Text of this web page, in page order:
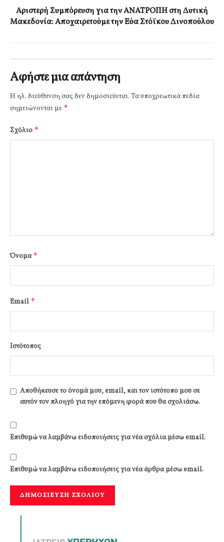
Αριστερή Συμπόρευση για την ΑΝΑΤΡΟΠΗ στη Δυτική
Μακεδονία: Αποχαιρετούμε την Εύα Στόϊκου Δινοπούλου
Αφήστε μια απάντηση
Η ηλ. διεύθυνση σας δεν δημοσιεύεται. Τα υποχρεωτικά πεδία
σημειώνονται με *
Σχόλιο *
Όνομα*
Email *
Ιστότοπος
Αποθήκευσε το όνομά μου, email, και τον ιστότοπο μου σε
αυτόν τον πλοηγό για την επόμενη φορά που θα σχολιάσω.
Επιθυμώ να λαμβάνω ειδοποιήσεις για νέα σχόλια μέσω email.
Επιθυμώ να λαμβάνω ειδοποιήσεις για νέα άρθρα μέσω email.